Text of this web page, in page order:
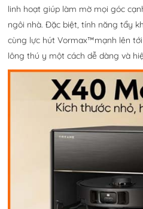
linh hoạt giúp làm mờ mọi góc
ngôi nhà. Đặc biệt, tính năng tẩy
cùng lực hút Vormax™mạnh lên
lông thú y một cách dễ dàng và